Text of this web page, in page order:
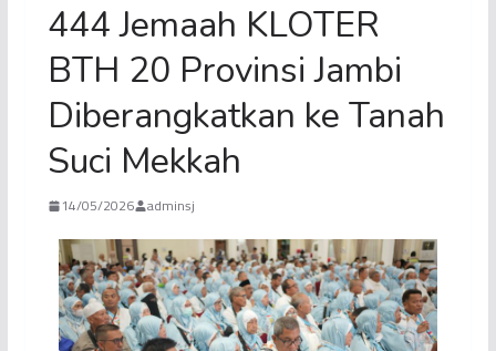
444 Jemaah KLOTER
BTH 20 Provinsi Jambi
Diberangkatkan ke Tanah
Suci Mekkah
14/05/2026 adminsj